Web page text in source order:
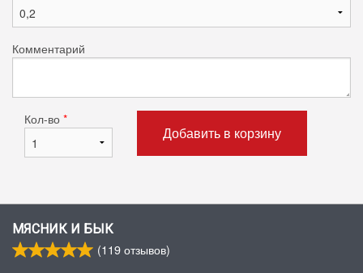
Комментарий
Кол-во *
Добавить в корзину
МЯСНИК И БЫК
(119отзывов)